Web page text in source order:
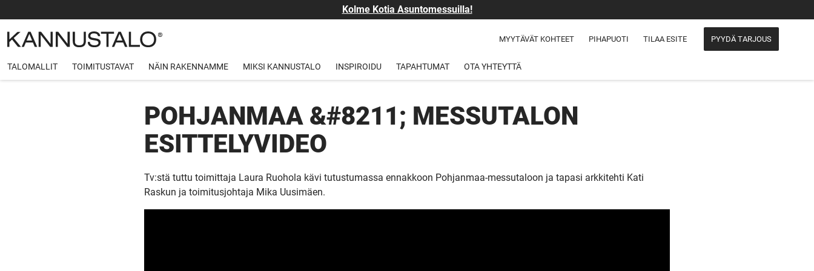
Kolme Kotia Asuntomessuilla!
MYYTÄVÄT KOHTEET PIHAPUOTI TILAA ESITE PYYDÄ TARJOUS
TALOMALLIT TOIMITUSTAVAT NÄIN RAKENNAMME MIKSI KANNUSTALO INSPIROIDU TAPAHTUMAT OTA YHTEYTTÄ
POHJANMAA &#8211; MESSUTALON
ESITTELYVIDEO
Tv:stä tuttu toimittaja Laura Ruohola kävi tutustumassa ennakkoon Pohjanmaa-messutaloon ja tapasi arkkitehti Kati
Raskun ja toimitusjohtaja Mika Uusimäen.